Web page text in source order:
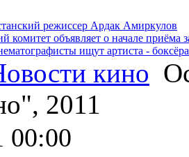
режиссер Ардак Амиркулов
комитет объявляет о начале приёма
ищут артиста -
кино
2011
00:00